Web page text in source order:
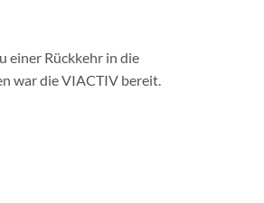
einer Rückkehr in die
war die VIACTIV bereit.